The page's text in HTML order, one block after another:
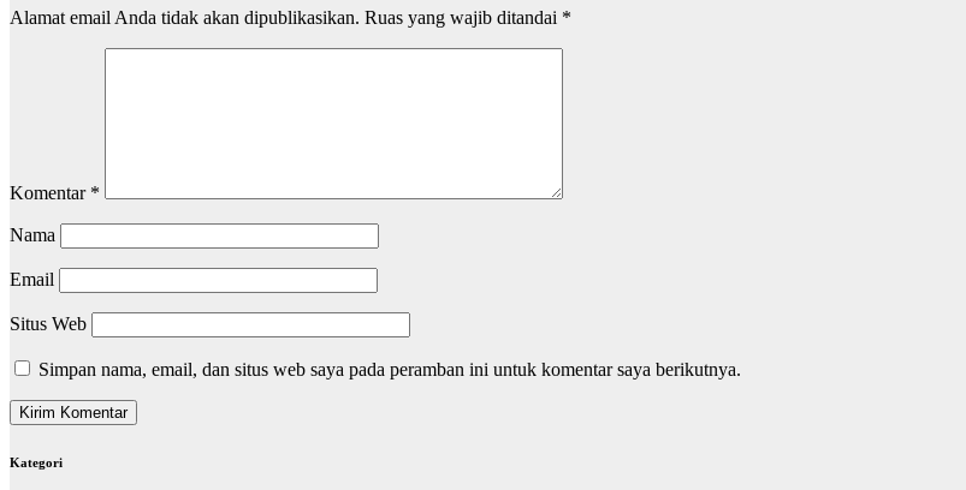
Alamat email Anda tidak akan dipublikasikan. Ruas yang wajib ditandai *
Komentar *
Nama
Email
Situs Web
Simpan nama, email, dan situs web saya pada peramban ini untuk komentar saya berikutnya.
Kategori